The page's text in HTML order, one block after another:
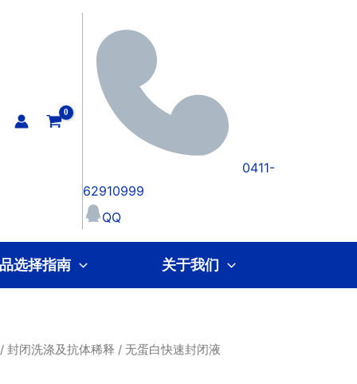
0411-
62910999
QQ
选择指南 关于我们
/ 封闭洗涤及抗体稀释 / 无蛋白快速封闭液